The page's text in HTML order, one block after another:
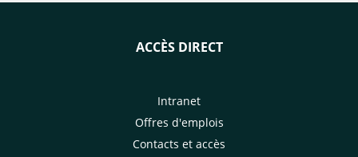
ACCÈS DIRECT
Intranet
Offres d'emplois
Contacts et accès